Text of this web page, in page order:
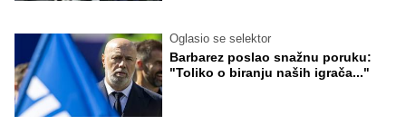
Oglasio se selektor
Barbarez poslao snažnu poruku:
"Toliko o biranju naših igrača..."